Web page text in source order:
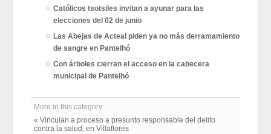
Católicos tsotsiles invitan a ayunar para las
elecciones del 02 de junio
Las Abejas de Acteal piden ya no más derramamiento
de sangre en Pantelhó
Con árboles cierran el acceso en la cabecera
municipal de Pantelhó
More in this category:
« Vinculan a proceso a presunto responsable del delito
contra la salud, en Villaflores